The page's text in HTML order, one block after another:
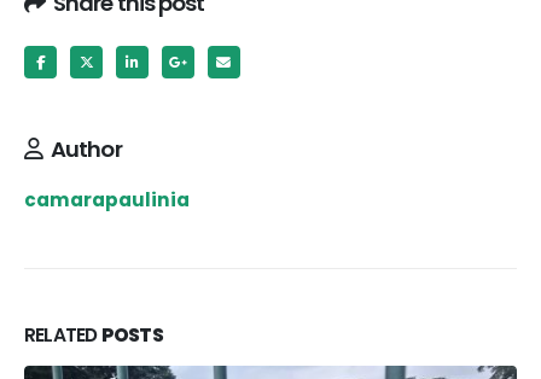
Author
camarapaulinia
RELATEDPOSTS